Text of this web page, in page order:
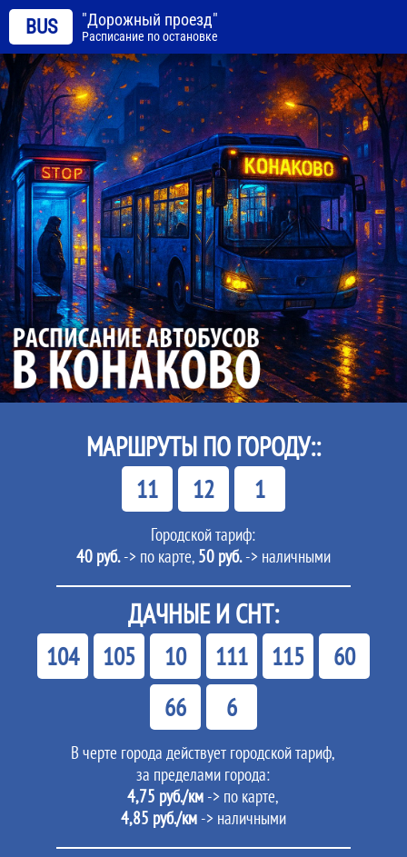
BUS "Дорожный проезд"
Расписание по остановке
МАРШРУТЫ ПО ГОРОДУ::
11 12 1
Городской тариф:
40 руб.-> по карте, 50 руб.-> наличными
ДАЧНЫЕ И СНТ:
104 105 10 111 115
60
66
6
В черте города действует городской тариф,
за пределами города:
4,75 руб./км -> по карте,
4,85 руб./км-> наличными